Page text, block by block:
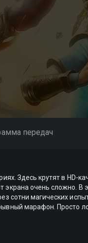
передач
Здесь крутят в HD-
очень сложно.
сотни магических
марафон. Просто